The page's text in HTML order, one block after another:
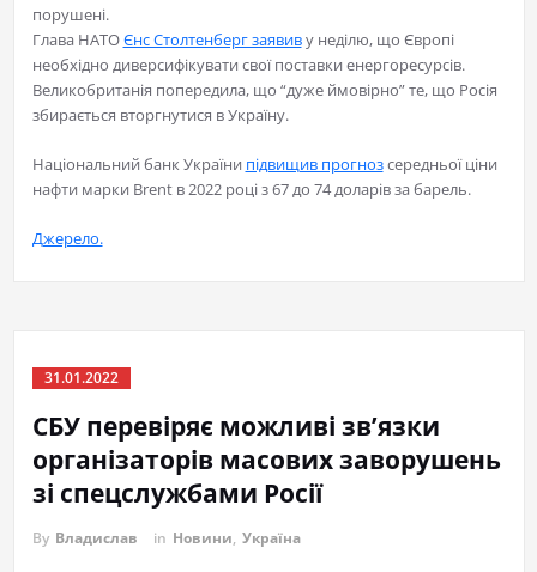
порушені.
Глава НАТОЄнс Столтенберг заявиву неділю, що Європі
необхідно диверсифікувати свої поставки енергоресурсів.
Великобританія попередила, що “дуже ймовірно” те, що Росія
збирається вторгнутися в Україну.
Національний банк України підвищив прогнозсередньої ціни
нафти марки Brent в 2022 році з 67 до 74 доларів за барель.
Джерело.
31.01.2022
СБУ перевіряє можливі зв’язки
організаторів масових заворушень
зі спецслужбами Росії
By Владислав in Новини, Україна